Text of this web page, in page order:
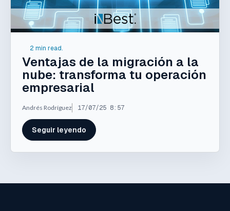
2 min read.
Ventajas de la migración a la
nube: transforma tu operación
empresarial
Andrés Rodríguez 17/07/25 8:57
Seguir leyendo